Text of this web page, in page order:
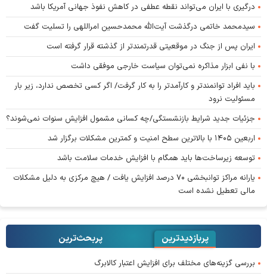
درگیری با ایران می‌تواند نقطه عطفی در کاهش نفوذ جهانی آمریکا باشد
سیدمحمد خاتمی درگذشت آیت‌الله محمدحسین امراللهی را تسلیت گفت
ایران پس از جنگ در موقعیتی قدرتمندتر از گذشته قرار گرفته است
با نفی ابزار مذاکره نمی‌توان سیاست خارجی موفقی داشت
باید افراد توانمندتر و کارآمدتر را به کار گرفت/ اگر کسی تخصص ندارد، زیر بار
مسئولیت نرود
جزئیات جدید شرایط بازنشستگی/چه کسانی مشمول افزایش سنوات نمی‌شوند؟
اربعین ۱۴۰۵ با بالاترین سطح امنیت و کمترین مشکلات برگزار شد
توسعه زیرساخت‌ها باید همگام با افزایش خدمات سلامت باشد
یارانه مراکز توانبخشی ۷۰ درصد افزایش یافت / هیچ مرکزی به دلیل مشکلات
مالی تعطیل نشده است
پربازدیدترین پربحث‌ترین‌
بررسی گزینه‌های مختلف برای افزایش اعتبار کالابرگ